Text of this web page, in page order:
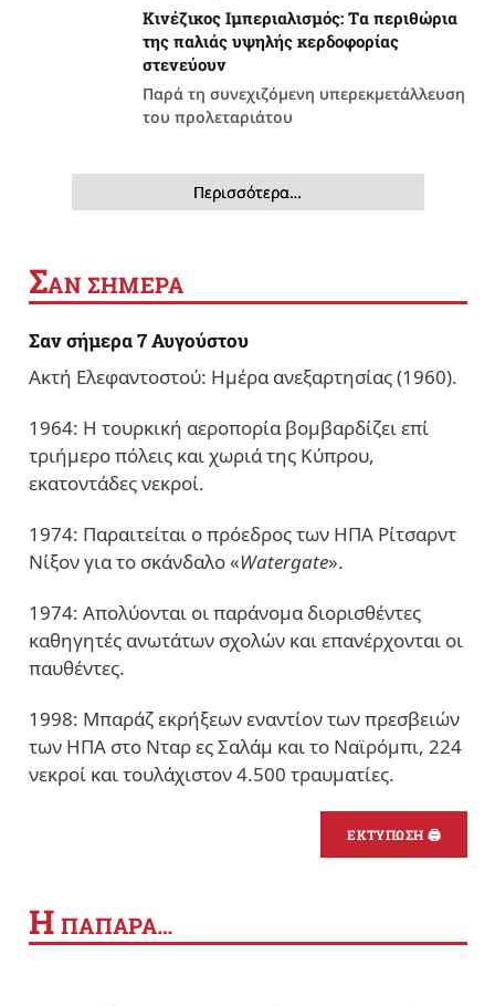
Κινέζικος Ιμπεριαλισμός: Tα περιθώρια
της παλιάς υψηλής κερδοφορίας
στενεύουν
Παρά τη συνεχιζόμενη υπερεκμετάλλευση
του προλεταριάτου
Περισσότερα…
ΣΑΝ ΣΗΜΕΡΑ
Σαν σήμερα 7 Αυγούστου
Ακτή Ελεφαντοστού: Ημέρα ανεξαρτησίας (1960).
1964: Η τουρκική αεροπορία βομβαρδίζει επί
τριήμερο πόλεις και χωριά της Κύπρου,
εκατοντάδες νεκροί.
1974: Παραιτείται ο πρόεδρος των ΗΠΑ Ρίτσαρντ
Νίξον για το σκάνδαλο «Watergate».
1974: Απολύονται οι παράνομα διορισθέντες
καθηγητές ανωτάτων σχολών και επανέρχονται οι
παυθέντες.
1998: Μπαράζ εκρήξεων εναντίον των πρεσβειών
των ΗΠΑ στο Νταρ ες Σαλάμ και το Ναϊρόμπι, 224
νεκροί και τουλάχιστον 4.500 τραυματίες.
ΕΚΤΥΠΩΣΗ 🖨
Η ΠΑΠΑΡΑ…